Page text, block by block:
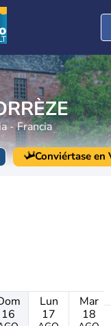
- Francia
Conviértase en
16
Lun
17
Mar
18